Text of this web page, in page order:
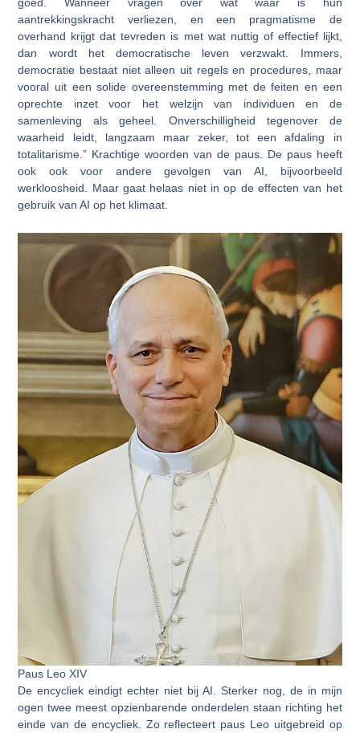
aantrekkingskracht verliezen, en een pragmatisme de
overhand krijgt dat tevreden is met wat nuttig of effectief lijkt,
dan wordt het democratische leven verzwakt. Immers,
democratie bestaat niet alleen uit regels en procedures, maar
vooral uit een solide overeenstemming met de feiten en een
oprechte inzet voor het welzijn van individuen en de
samenleving als geheel. Onverschilligheid tegenover de
waarheid leidt, langzaam maar zeker, tot een afdaling in
totalitarisme.” Krachtige woorden van de paus. De paus heeft
ook ook voor andere gevolgen van AI, bijvoorbeeld
werkloosheid. Maar gaat helaas niet in op de effecten van het
gebruik van AI op het klimaat.
Paus Leo XIV
De encycliek eindigt echter niet bij AI. Sterker nog, de in mijn
ogen twee meest opzienbarende onderdelen staan richting het
einde van de encycliek. Zo reflecteert paus Leo uitgebreid op